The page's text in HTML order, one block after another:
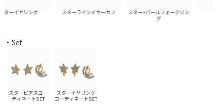
ーイヤリング スターラインイヤーカフ
スター×パールフォークリン
・Set
スターピアスコー
ディネートSET
スターイヤリング
コーディネートSET